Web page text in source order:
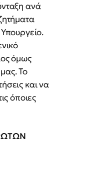
ανά
όμως
Το
και να
όποιες